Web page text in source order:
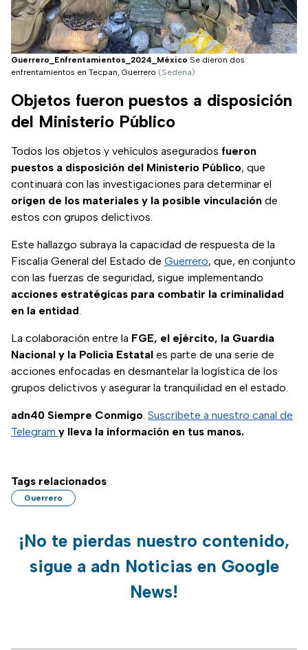
Guerrero_Enfrentamientos_2024_México Se dieron dos
enfrentamientos en Tecpan, Guerrero (Sedena)
Objetos fueron puestos a disposición
del Ministerio Público
Todos los objetos y vehículos asegurados fueron
puestos a disposición del Ministerio Público, que
continuará con las investigaciones para determinar el
origen de los materiales y la posible vinculación de
estos con grupos delictivos.
Este hallazgo subraya la capacidad de respuesta de la
Fiscalía General del Estado de Guerrero, que, en conjunto
con las fuerzas de seguridad, sigue implementando
acciones estratégicas para combatir la criminalidad
en la entidad.
La colaboración entre la FGE, el ejército, la Guardia
Nacional y la Policía Estatal es parte de una serie de
acciones enfocadas en desmantelar la logística de los
grupos delictivos y asegurar la tranquilidad en el estado.
adn40 Siempre Conmigo. Suscríbete a nuestro canal de
Telegram y lleva la información en tus manos.
Tags relacionados
Guerrero
¡No te pierdas nuestro contenido,
sigue a adn Noticias en Google
News!